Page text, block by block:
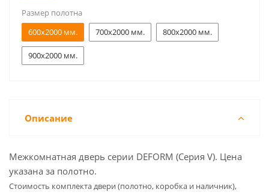
Размер полотна
600x2000 мм.
700x2000 мм. 800x2000 мм.
900x2000 мм.
Описание
Межкомнатная дверь серии DEFORM (Серия V). Цена
указана за полотно.
Cтоимость комплекта двери (полотно, коробка и наличник),